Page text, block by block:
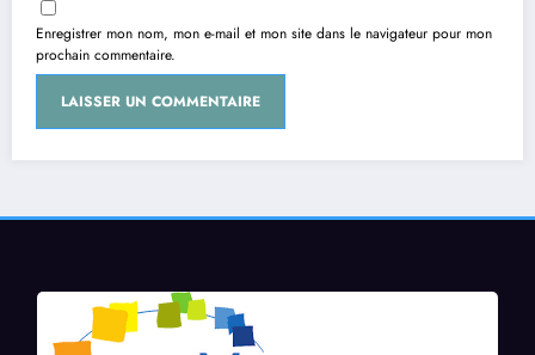
Enregistrer mon nom, mon e-mail et mon site dans le navigateur pour mon
prochain commentaire.